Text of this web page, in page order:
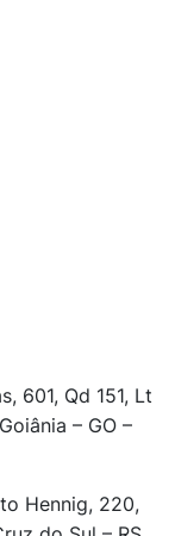
601, Qd 151, Lt
– GO –
Hennig, 220,